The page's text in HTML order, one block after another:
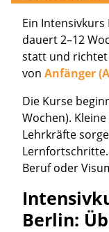
Ein
dauert 2–12
statt und richtet
von Anfänger
Die Kurse
Wochen).
Lehrkräfte
Beruf oder
Berlin: